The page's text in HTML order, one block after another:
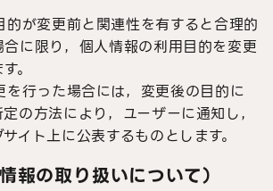
的が変更前と関連性を有すると合理的
合に限り，個人情報の利用目的を変更
。
を行った場合には，変更後の目的に
の方法により，ユーザーに通知し，
イト上に公表するものとします。
報の取り扱いについて）